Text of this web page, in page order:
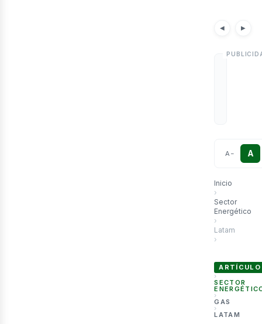
◀ ▶
A − A
Inicio
›
Sector
Energético
›
Latam
›
ARTÍCULO
›
SECTOR
›
GAS
›
LATAM